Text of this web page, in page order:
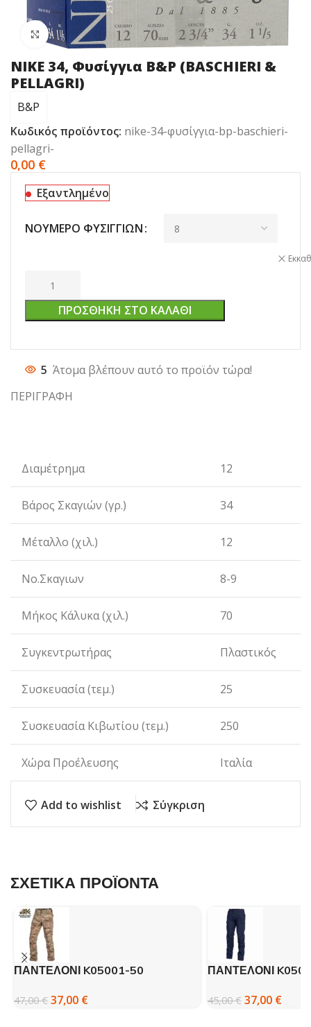
Click to enlarge
NIKE 34, Φυσίγγια B&P (BASCHIERI &
PELLAGRI)
B&P
Κωδικός προϊόντος: nike-34-φυσίγγια-bp-baschieri-
pellagri-
0,00 €
Εξαντλημένο
ΝΟΥΜΕΡΟ ΦΥΣΙΓΓΙΩΝ
ΠΡΟΣΘΉΚΗ ΣΤΟ ΚΑΛΆΘΙ
5 Άτομα βλέπουν αυτό το προϊόν τώρα!
ΠΕΡΙΓΡΑΦΗ
Διαμέτρημα 12
Βάρος Σκαγιών (γρ.) 34
Μέταλλο (χιλ.) 12
Νο.Σκαγιων 8-9
Μήκος Κάλυκα (χιλ.) 70
Συγκεντρωτήρας Πλαστικός
Συσκευασία (τεμ.) 25
Συσκευασία Κιβωτίου (τεμ.) 250
Χώρα Προέλευσης Ιταλία
Add to wishlist Σύγκριση
ΣΧΕΤΙΚΑ ΠΡΟΪΟΝΤΑ
ΠΑΝΤΕΛΟΝΙ K05001-50
47,00€ 37,00 €
ΠΑΝΤΕΛΟΝΙ
45,00€ 37,00 €